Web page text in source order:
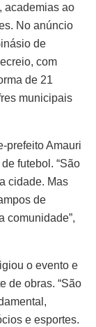
academias ao
No anúncio
de
com
de 21
municipais
prefeito Amauri
futebol. “São
cidade. Mas
de
comunidade”,
o evento e
de obras. “São
e esportes.